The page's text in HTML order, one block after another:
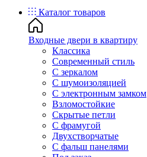
Каталог товаров
Входные двери в квартиру
Классика
Современный стиль
С зеркалом
С шумоизоляцией
С электронным замком
Взломостойкие
Скрытые петли
С фрамугой
Двухстворчатые
С фальш панелями